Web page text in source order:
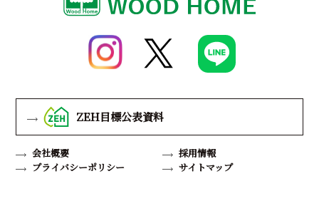
ZEH目標公表資料
会社概要
採用情報
プライバシーポリシー
サイトマップ